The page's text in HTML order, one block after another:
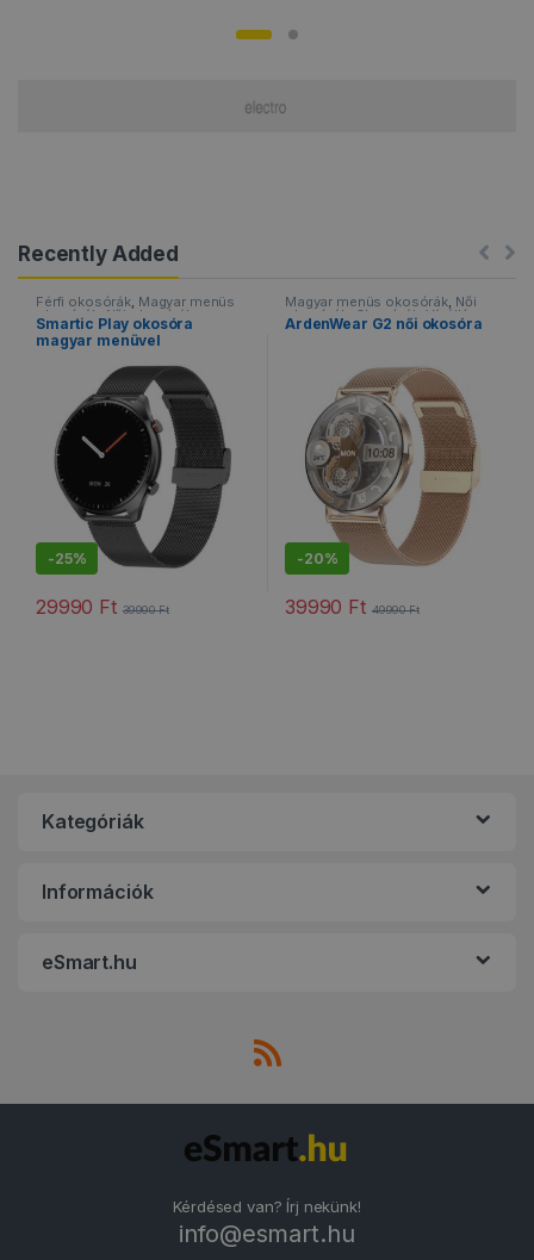
Recently Added
Férfi okosórák, Magyar menüs
okosórák ,Női okosórák
Okosórák,Sportos okosórák
Vízálló okosórák
Smartic Play okosóra
magyar menüvel
-25%
29990 Ft 39990Ft
Ennek a terméknek több variációja van. A változatok a
Magyar menüs okosórák, Női
okosórák Okosórák ,Vízálló
okosórák
ArdenWear G2 női okosóra
-20%
39990 Ft 49990Ft
Ennek a terméknek több
Kategóriák
Információk
eSmart.hu
Kérdésed van? Írj nekünk!
info@esmart.hu